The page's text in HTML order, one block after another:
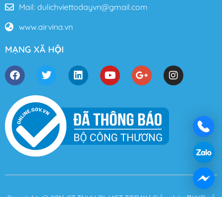
Mail: dulichviettodayvn@gmail.com
www.airvina.vn
MẠNG XÃ HỘI